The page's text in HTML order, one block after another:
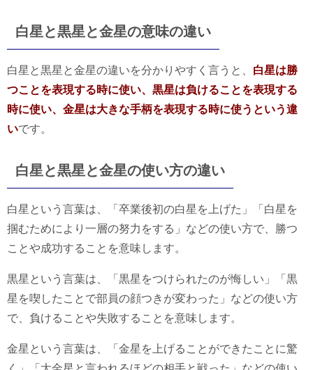
白星と黒星と金星の意味の違い
白星と黒星と金星の違いを分かりやすく言うと、 白星は勝
つことを表現する時に使い、黒星は負けることを表現する
時に使い、金星は大きな手柄を表現する時に使うという違
いです。
白星と黒星と金星の使い方の違い
白星という言葉は、「卒業後初の白星を上げた」「白星を
掴むためにより一層の努力をする」などの使い方で、勝つ
ことや成功することを意味します。
黒星という言葉は、「黒星をつけられたのが悔しい」「黒
星を喫したことで部員の顔つきが変わった」などの使い方
で、負けることや失敗することを意味します。
金星という言葉は、「金星を上げることができたことに驚